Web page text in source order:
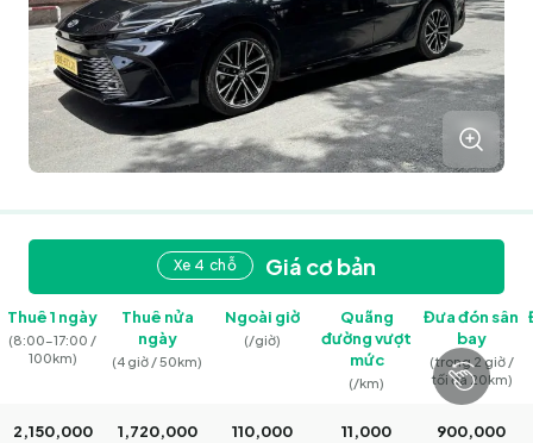
Xe 4 chỗ Giá cơ bản
Thuê 1 ngày
(8:00–17:00 /
100km)
Thuê nửa
ngày
(4 giờ / 50km)
Ngoài giờ
(/giờ)
Quãng
đường vượt
mức
(/km)
Đưa đón sân
bay
(trong 2 giờ /
tối đa 20km)
2,150,000 1,720,000 110,000 11,000 900,000